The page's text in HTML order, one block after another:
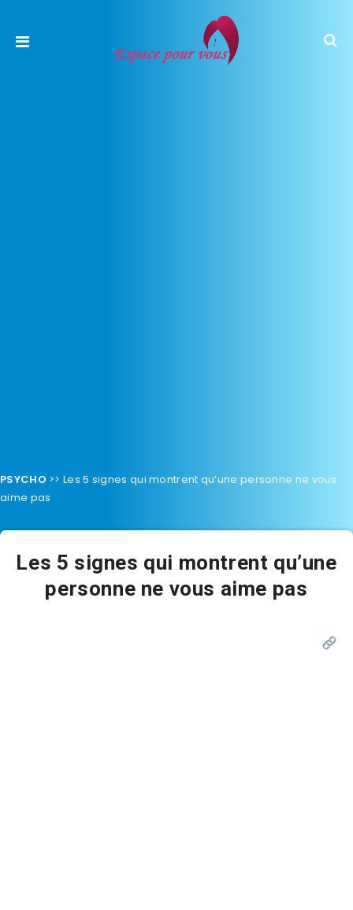
PSYCHO >>Les 5 signes qui montrent qu’une personne ne vous
aime pas
Les 5 signes qui montrent qu’une
personne ne vous aime pas